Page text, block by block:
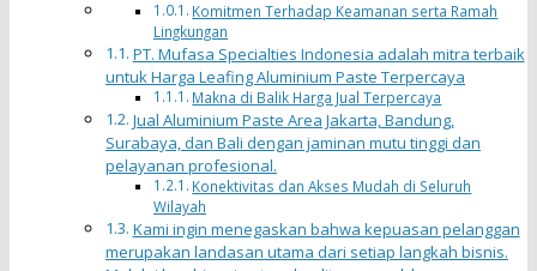
Komitmen Terhadap Keamanan serta Ramah
Lingkungan
PT. Mufasa Specialties Indonesia adalah mitra terbaik
untuk Harga Leafing Aluminium Paste Terpercaya
Makna di Balik Harga Jual Terpercaya
Jual Aluminium Paste Area Jakarta, Bandung,
Surabaya, dan Bali dengan jaminan mutu tinggi dan
pelayanan profesional.
Konektivitas dan Akses Mudah di Seluruh
Wilayah
Kami ingin menegaskan bahwa kepuasan pelanggan
merupakan landasan utama dari setiap langkah bisnis.